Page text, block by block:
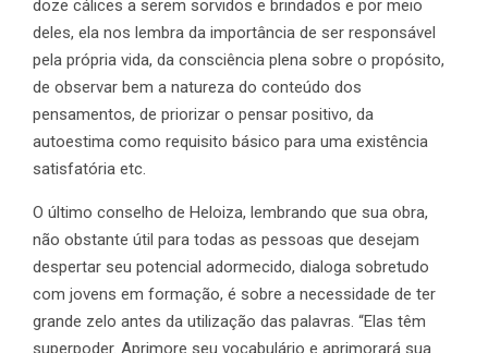
doze cálices a serem sorvidos e brindados e por meio
deles, ela nos lembra da importância de ser responsável
pela própria vida, da consciência plena sobre o propósito,
de observar bem a natureza do conteúdo dos
pensamentos, de priorizar o pensar positivo, da
autoestima como requisito básico para uma existência
satisfatória etc.
O último conselho de Heloiza, lembrando que sua obra,
não obstante útil para todas as pessoas que desejam
despertar seu potencial adormecido, dialoga sobretudo
com jovens em formação, é sobre a necessidade de ter
grande zelo antes da utilização das palavras. “Elas têm
superpoder. Aprimore seu vocabulário e aprimorará sua